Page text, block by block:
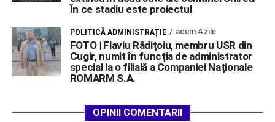
În ce stadiu este proiectul
POLITICĂ ADMINISTRAȚIE acum 4 zile
FOTO | Flaviu Rădițoiu, membru USR din
Cugir, numit în funcția de administrator
special la o filială a Companiei Naționale
ROMARM S.A.
OPINII COMENTARII